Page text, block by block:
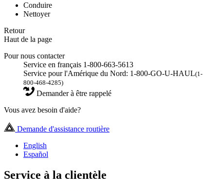
Conduire
Nettoyer
Retour
Haut de la page
Pour nous contacter
Service en français 1-800-663-5613
Service pour l'Amérique du Nord: 1-800-GO-U-HAUL(1-
800-468-4285)
Demander à être rappelé
Vous avez besoin d'aide?
Demande d'assistance routière
English
Español
Service à la clientèle